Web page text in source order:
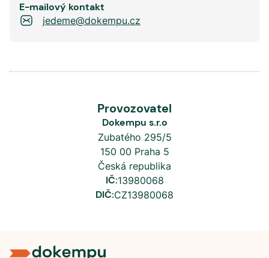
E-mailový kontakt
jedeme@dokempu.cz
Provozovatel
Dokempu s.r.o
Zubatého 295/5
150 00 Praha 5
Česká republika
IČ:13980068
DIČ:CZ13980068